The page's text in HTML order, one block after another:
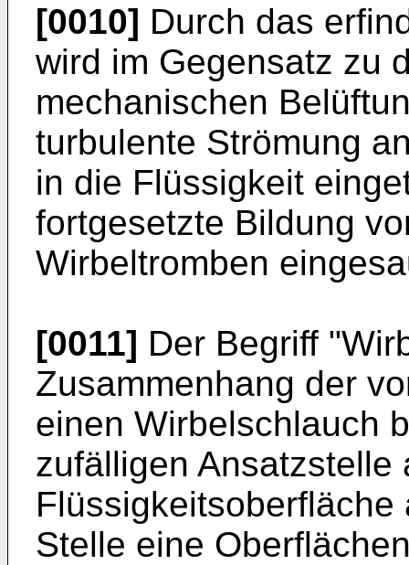
[0010] Durch das
wird im Gegensatz zu
mechanischen
turbulente Strömung
in die Flüssigkeit
fortgesetzte Bildung
Wirbeltromben
[0011] Der Begriff
Zusammenhang der
einen Wirbelschlauch
zufälligen Ansatzstelle
Stelle eine